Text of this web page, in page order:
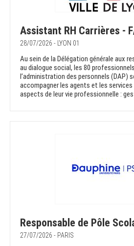
Assistant RH Carrières -
28/07/2026 - LYON 01
Au sein de la Délégation générale aux
au dialogue social, les 80
l’administration des personnels (DAP)
accompagner les agents et les services
aspects de leur vie professionnelle :
Responsable de Pôle
27/07/2026 - PARIS